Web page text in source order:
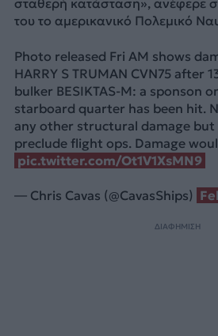
σταθερή κατάσταση», ανέφερε
του το αμερικανικό Πολεμικό
Photo released Fri AM shows
HARRY S TRUMAN CVN75 after
bulker BESIKTAS-M: a sponson
starboard quarter has been hit.
any other structural damage
preclude flight ops. Damage
pic.twitter.com/Ot1V1XsMN9
— Chris Cavas (@CavasShips)
ΔΙΑΦΗΜΙΣΗ